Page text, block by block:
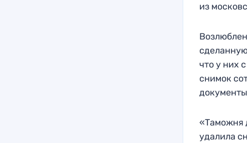
из
что у них
снимок
«Таможня
удалила